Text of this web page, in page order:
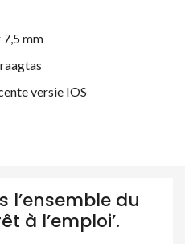
mm
versie IOS
l’ensemble du
à l’emploi’.